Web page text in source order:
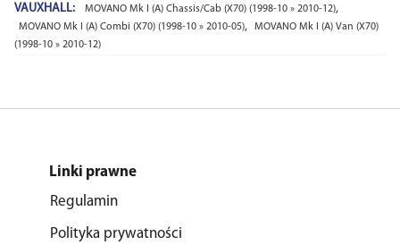
VAUXHALL: MOVANO Mk I (A) Chassis/Cab (X70) (1998-10 » 2010-12),
MOVANO Mk I (A) Combi (X70) (1998-10 » 2010-05),
MOVANO Mk I (A) Van (X70)
(1998-10 » 2010-12)
Linki prawne
Regulamin
Polityka prywatności